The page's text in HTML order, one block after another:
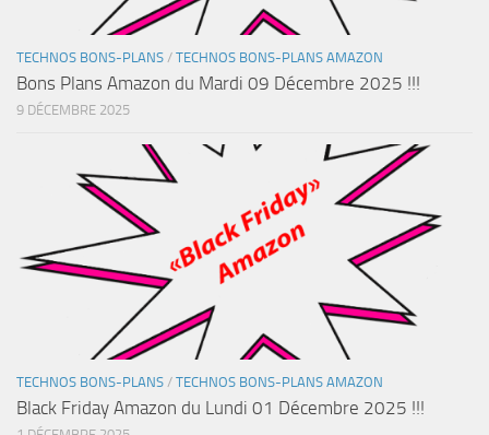
TECHNOS BONS-PLANS / TECHNOS BONS-PLANS AMAZON
Bons Plans Amazon du Mardi 09 Décembre 2025 !!!
9 DÉCEMBRE 2025
TECHNOS BONS-PLANS / TECHNOS BONS-PLANS AMAZON
Black Friday Amazon du Lundi 01 Décembre 2025 !!!